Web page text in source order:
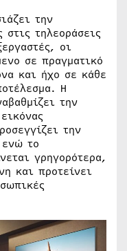
την
τηλεοράσεις
οι
σε πραγματικό
και ήχο σε κάθε
Η
την
την
το
γρηγορότερα,
και προτείνει